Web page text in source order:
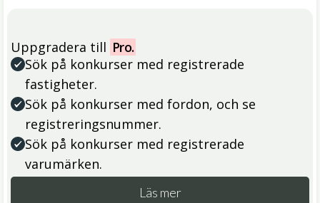
Uppgradera till Pro.
Sök på konkurser med registrerade
fastigheter.
Sök på konkurser med fordon, och se
registreringsnummer.
Sök på konkurser med registrerade
varumärken.
Läs mer